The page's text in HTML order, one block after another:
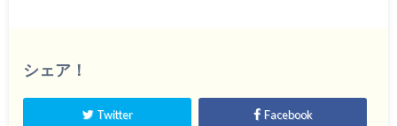
シェア！
Twitter Facebook